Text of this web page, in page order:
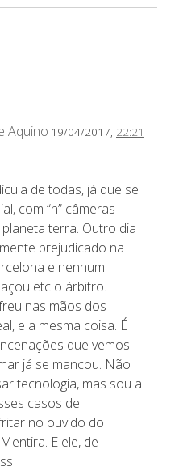
Aquino 19/04/2017, 22:21
de todas, já que se
com “n” câmeras
terra. Outro dia
prejudicado na
e nenhum
etc o árbitro.
nas mãos dos
e a mesma coisa. É
que vemos
já se mancou. Não
tecnologia, mas sou a
casos de
no ouvido do
E ele, de